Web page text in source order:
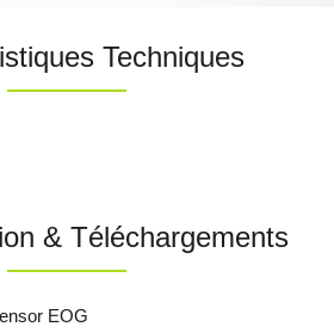
Techniques
& Téléchargements
EOG